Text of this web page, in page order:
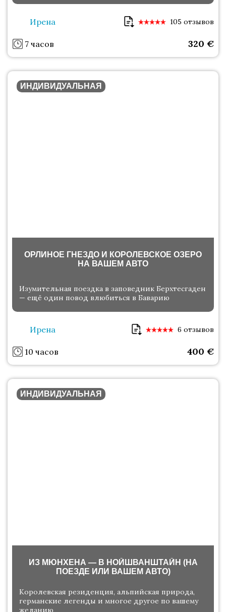
Ирена 105 отзывов
7 часов 320 €
ИНДИВИДУАЛЬНАЯ
ОРЛИНОЕ ГНЕЗДО И КОРОЛЕВСКОЕ ОЗЕРО
НА ВАШЕМ АВТО
Изумительная поездка в заповедник Берхтесгаден
— ещё один повод влюбиться в Баварию
Ирена 6 отзывов
10 часов 400 €
ИНДИВИДУАЛЬНАЯ
ИЗ МЮНХЕНА — В НОЙШВАНШТАЙН (НА
ПОЕЗДЕ ИЛИ ВАШЕМ АВТО)
Королевская резиденция, альпийская природа,
германские легенды и многое другое по вашему